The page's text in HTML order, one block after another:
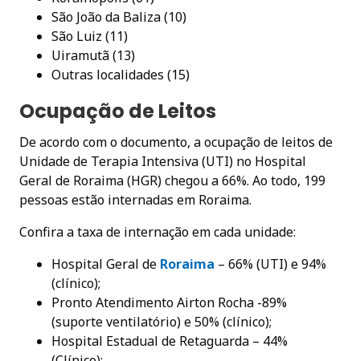
São João da Baliza (10)
São Luiz (11)
Uiramutã (13)
Outras localidades (15)
Ocupação de Leitos
De acordo com o documento, a ocupação de leitos de
Unidade de Terapia Intensiva (UTI) no Hospital
Geral de Roraima (HGR) chegou a 66%. Ao todo, 199
pessoas estão internadas em Roraima.
Confira a taxa de internação em cada unidade:
Hospital Geral de Roraima – 66% (UTI) e 94%
(clínico);
Pronto Atendimento Airton Rocha -89%
(suporte ventilatório) e 50% (clínico);
Hospital Estadual de Retaguarda – 44%